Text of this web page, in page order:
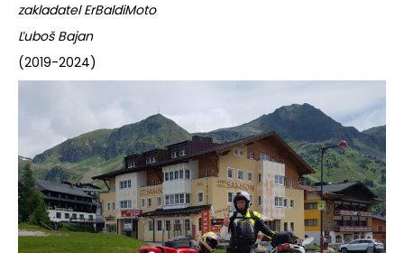
zakladatel ErBaldiMoto
Ľuboš Bajan
(2019-2024)
GARI
ZIMNÍ
MOTO
RUKAVICE
PRIMALOFT,
ERBALDIMOTO
2
698
Kč